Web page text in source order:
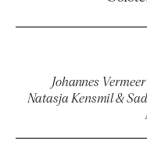
Johannes
Natasja Kensmil &